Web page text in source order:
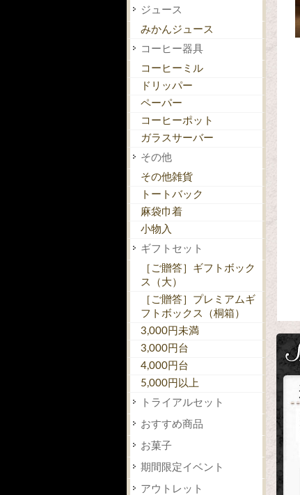
ジュース
みかんジュース
コーヒー器具
コーヒーミル
ドリッパー
ペーパー
コーヒーポット
ガラスサーバー
その他
その他雑貨
トートバック
麻袋巾着
小物入
ギフトセット
［ご贈答］ギフトボック
ス（大）
［ご贈答］プレミアムギ
フトボックス（桐箱）
3,000円未満
3,000円台
4,000円台
5,000円以上
トライアルセット
おすすめ商品
お菓子
期間限定イベント
アウトレット